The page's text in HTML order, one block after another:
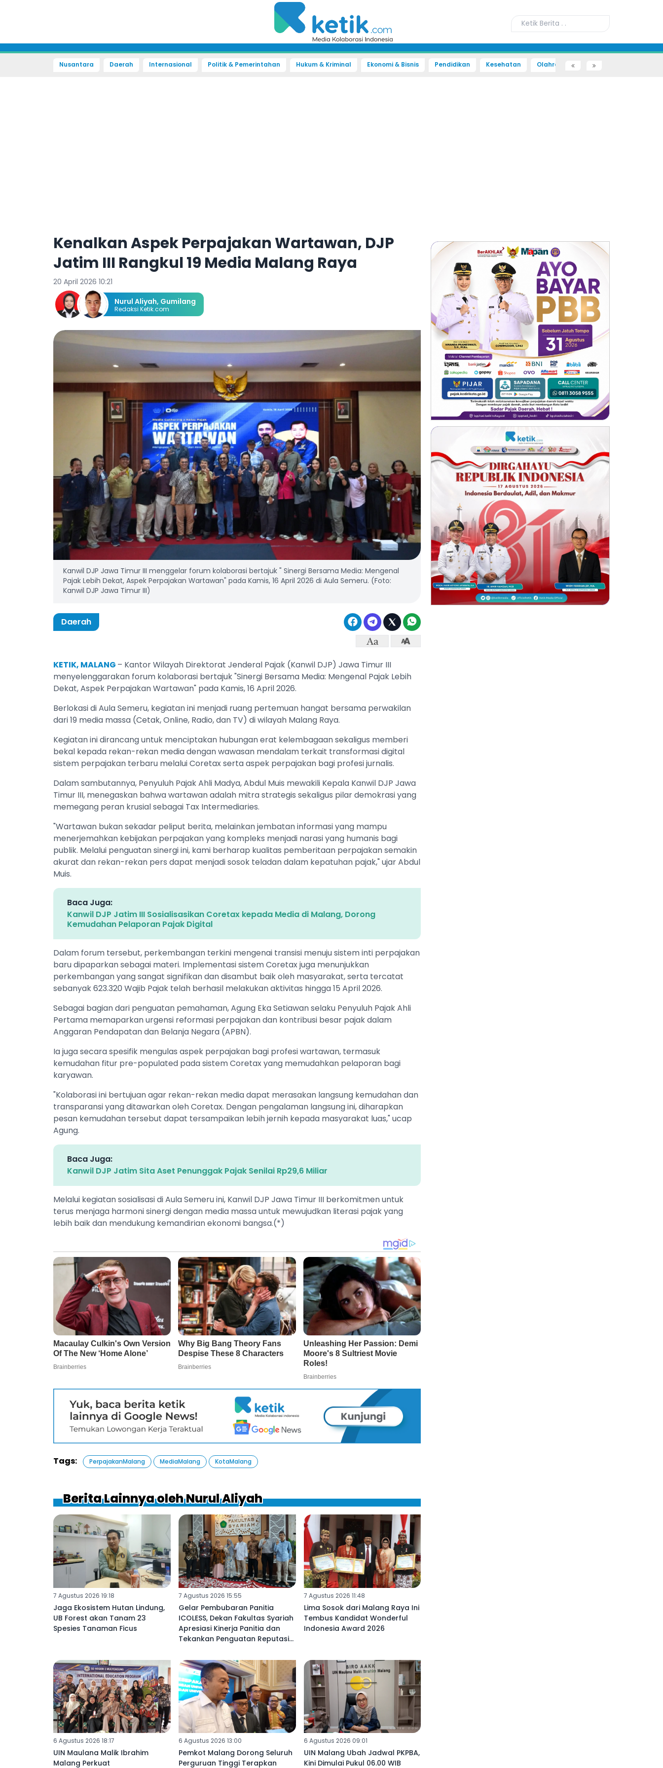
Nusantara Daerah Internasional Politik & Pemerintahan Hukum & Kriminal Ekonomi & Bisnis Pendidikan Kesehatan Olahraga Sains dan Teknologi
Kenalkan Aspek Perpajakan Wartawan, DJP
Jatim III Rangkul 19 Media Malang Raya
20 April 2026 10:21
Nurul Aliyah, Gumilang
Redaksi Ketik.com
Kanwil DJP Jawa Timur III menggelar forum kolaborasi bertajuk " Sinergi Bersama Media: Mengenal
Pajak Lebih Dekat, Aspek Perpajakan Wartawan" pada Kamis, 16 April 2026 di Aula Semeru. (Foto:
Kanwil DJP Jawa Timur III)
Daerah
KETIK, MALANG – Kantor Wilayah Direktorat Jenderal Pajak (Kanwil DJP) Jawa Timur III
menyelenggarakan forum kolaborasi bertajuk "Sinergi Bersama Media: Mengenal Pajak Lebih
Dekat, Aspek Perpajakan Wartawan" pada Kamis, 16 April 2026.
Berlokasi di Aula Semeru, kegiatan ini menjadi ruang pertemuan hangat bersama perwakilan
dari 19 media massa (Cetak, Online, Radio, dan TV) di wilayah Malang Raya.
Kegiatan ini dirancang untuk menciptakan hubungan erat kelembagaan sekaligus memberi
bekal kepada rekan-rekan media dengan wawasan mendalam terkait transformasi digital
sistem perpajakan terbaru melalui Coretax serta aspek perpajakan bagi profesi jurnalis.
Dalam sambutannya, Penyuluh Pajak Ahli Madya, Abdul Muis mewakili Kepala Kanwil DJP Jawa
Timur III, menegaskan bahwa wartawan adalah mitra strategis sekaligus pilar demokrasi yang
memegang peran krusial sebagai Tax Intermediaries.
"Wartawan bukan sekadar peliput berita, melainkan jembatan informasi yang mampu
menerjemahkan kebijakan perpajakan yang kompleks menjadi narasi yang humanis bagi
publik. Melalui penguatan sinergi ini, kami berharap kualitas pemberitaan perpajakan semakin
akurat dan rekan-rekan pers dapat menjadi sosok teladan dalam kepatuhan pajak," ujar Abdul
Muis.
Baca Juga:
Kanwil DJP Jatim III Sosialisasikan Coretax kepada Media di Malang, Dorong
Kemudahan Pelaporan Pajak Digital
Dalam forum tersebut, perkembangan terkini mengenai transisi menuju sistem inti perpajakan
baru dipaparkan sebagai materi. Implementasi sistem Coretax juga menunjukkan
perkembangan yang sangat signifikan dan disambut baik oleh masyarakat, serta tercatat
sebanyak 623.320 Wajib Pajak telah berhasil melakukan aktivitas hingga 15 April 2026.
Sebagai bagian dari penguatan pemahaman, Agung Eka Setiawan selaku Penyuluh Pajak Ahli
Pertama memaparkan urgensi reformasi perpajakan dan kontribusi besar pajak dalam
Anggaran Pendapatan dan Belanja Negara (APBN).
Ia juga secara spesifik mengulas aspek perpajakan bagi profesi wartawan, termasuk
kemudahan fitur pre-populated pada sistem Coretax yang memudahkan pelaporan bagi
karyawan.
"Kolaborasi ini bertujuan agar rekan-rekan media dapat merasakan langsung kemudahan dan
transparansi yang ditawarkan oleh Coretax. Dengan pengalaman langsung ini, diharapkan
pesan kemudahan tersebut dapat tersampaikan lebih jernih kepada masyarakat luas," ucap
Agung.
Baca Juga:
Kanwil DJP Jatim Sita Aset Penunggak Pajak Senilai Rp29,6 Miliar
Melalui kegiatan sosialisasi di Aula Semeru ini, Kanwil DJP Jawa Timur III berkomitmen untuk
terus menjaga harmoni sinergi dengan media massa untuk mewujudkan literasi pajak yang
lebih baik dan mendukung kemandirian ekonomi bangsa.(*)
Tags: PerpajakanMalang MediaMalang KotaMalang
Berita Lainnya oleh Nurul Aliyah
7 Agustus 2026 19:18
Jaga Ekosistem Hutan Lindung,
UB Forest akan Tanam 23
Spesies Tanaman Ficus
7 Agustus 2026 15:55
Gelar Pembubaran Panitia
ICOLESS, Dekan Fakultas Syariah
Apresiasi Kinerja Panitia dan
Tekankan Penguatan Reputasi
7 Agustus 2026 11:48
Lima Sosok dari Malang Raya Ini
Tembus Kandidat Wonderful
Indonesia Award 2026
6 Agustus 2026 18:17
UIN Maulana Malik Ibrahim
Malang Perkuat
6 Agustus 2026 13:00
Pemkot Malang Dorong Seluruh
Perguruan Tinggi Terapkan
6 Agustus 2026 09:01
UIN Malang Ubah Jadwal PKPBA,
Kini Dimulai Pukul 06.00 WIB